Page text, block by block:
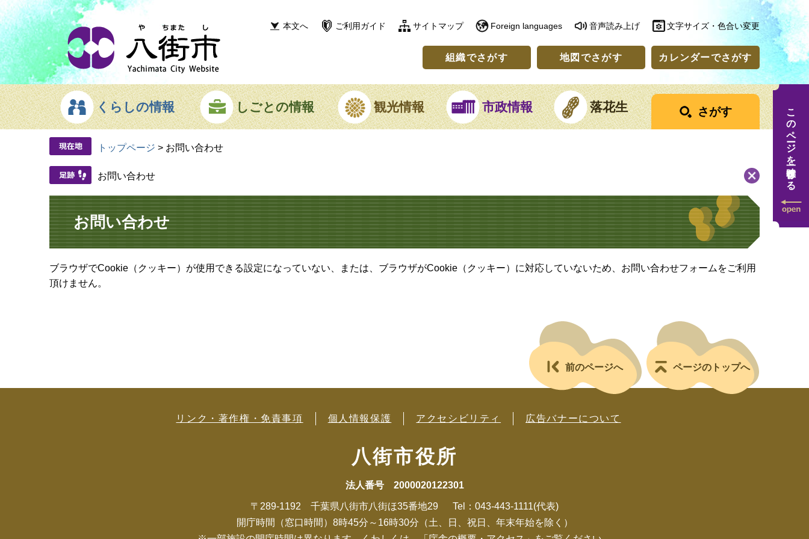
ページの先頭です。
メニューを飛ばして本文へ
本文へ ご利用ガイド サイトマップ Foreign languages 音声読み上げ 文字サイズ・色合い変更
組織でさがす 地図でさがす カレンダーでさがす
くらしの情報 しごとの情報 観光情報 市政情報 落花生 さがす
トップページ > お問い合わせ
お問い合わせ
本文
お問い合わせ
ブラウザでCookie（クッキー）が使用できる設定になっていない、または、ブラウザがCookie（クッキー）に対応していないため、お問い合わせフォームをご利用
頂けません。
前のページへ ページのトップへ
リンク・著作権・免責事項 個人情報保護 アクセシビリティ 広告バナーについて
八街市役所
法人番号 2000020122301
〒289-1192 千葉県八街市八街ほ35番地29
Tel：043-443-1111(代表)
開庁時間（窓口時間）8時45分～16時30分（土、日、祝日、年末年始を除く）
このページを一時保存する